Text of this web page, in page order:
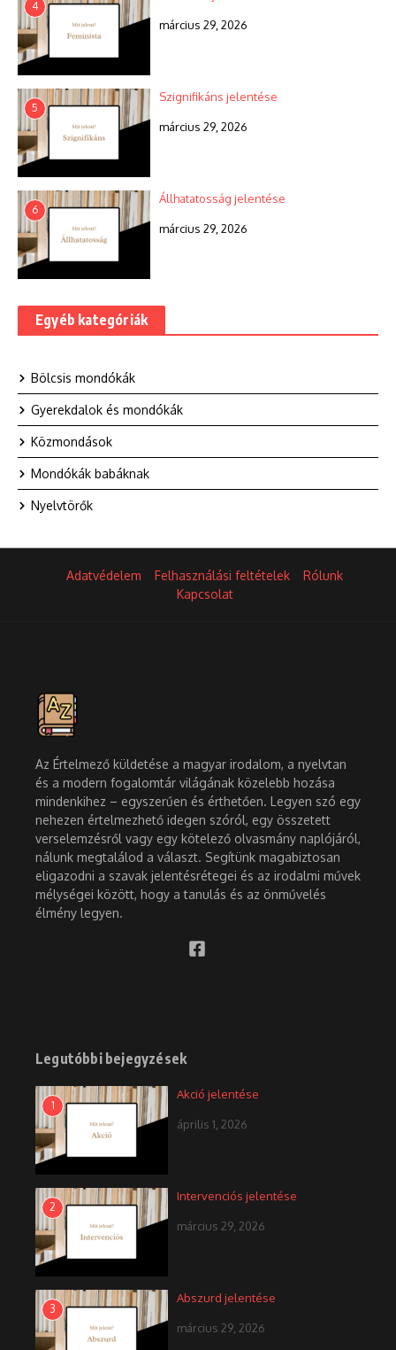
4
március 29, 2026
5
Szignifikáns jelentése
március 29, 2026
6
Állhatatosság jelentése
március 29, 2026
Egyéb kategóriák
Bölcsis mondókák
Gyerekdalok és mondókák
Közmondások
Mondókák babáknak
Nyelvtörők
Adatvédelem Felhasználási feltételek
Rólunk
Kapcsolat
Az Értelmező küldetése a magyar irodalom, a nyelvtan
és a modern fogalomtár világának közelebb hozása
mindenkihez – egyszerűen és érthetően. Legyen szó egy
nehezen értelmezhető idegen szóról, egy összetett
verselemzésről vagy egy kötelező olvasmány naplójáról,
nálunk megtalálod a választ. Segítünk magabiztosan
eligazodni a szavak jelentésrétegei és az irodalmi művek
mélységei között, hogy a tanulás és az önművelés
élmény legyen.
Legutóbbi bejegyzések
1
Akció jelentése
április 1, 2026
2
Intervenciós jelentése
március 29, 2026
3
Abszurd jelentése
március 29, 2026